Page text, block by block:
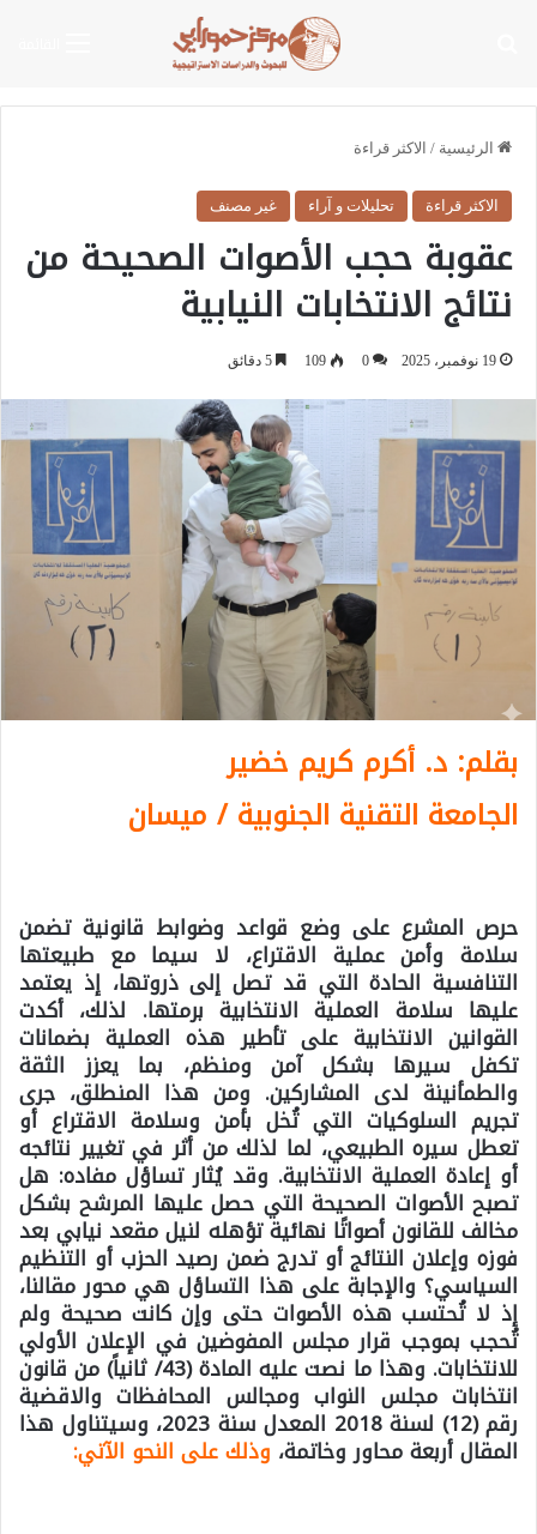
الرئيسية / الاكثر قراءة
الاكثر قراءة تحليلات و آراء غير مصنف
عقوبة حجب الأصوات الصحيحة من
نتائج الانتخابات النيابية
19 نوفمبر، 2025 0
109
بقلم: د. أكرم كريم خضير
الجامعة التقنية الجنوبية / ميسان
حرص المشرع على وضع قواعد وضوابط قانونية تضمن
سلامة وأمن عملية الاقتراع، لا سيما مع طبيعتها
التنافسية الحادة التي قد تصل إلى ذروتها، إذ يعتمد
عليها سلامة العملية الانتخابية برمتها. لذلك، أكدت
القوانين الانتخابية على تأطير هذه العملية بضمانات
تكفل سيرها بشكل آمن ومنظم، بما يعزز الثقة
والطمأنينة لدى المشاركين. ومن هذا المنطلق، جرى
تجريم السلوكيات التي تُخل بأمن وسلامة الاقتراع أو
تعطل سيره الطبيعي، لما لذلك من أثر في تغيير نتائجه
أو إعادة العملية الانتخابية. وقد يُثار تساؤل مفاده: هل
تصبح الأصوات الصحيحة التي حصل عليها المرشح بشكل
مخالف للقانون أصواتًا نهائية تؤهله لنيل مقعد نيابي بعد
فوزه وإعلان النتائج أو تدرج ضمن رصيد الحزب أو التنظيم
السياسي؟ والإجابة على هذا التساؤل هي محور مقالنا،
إذ لا تُحتسب هذه الأصوات حتى وإن كانت صحيحة ولم
تُحجب بموجب قرار مجلس المفوضين في الإعلان الأولي
للانتخابات. وهذا ما نصت عليه المادة (43/ ثانياً) من قانون
انتخابات مجلس النواب ومجالس المحافظات والاقضية
رقم (12) لسنة 2018 المعدل سنة 2023، وسيتناول هذا
المقال أربعة محاور وخاتمة، وذلك على النحو الآتي: